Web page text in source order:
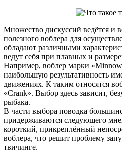
Множество дискуссий ведётся и
полезного воблера для
обладают различными
ведут себя при плавных и
Например, воблер марки
наибольшую результативность
движениях. К таким относятся
«Crank». Выбор здесь зависит,
рыбака.
В части выбора поводка
придерживаются следующего
короткий, прикреплённый
воблера, что решит проблему
твичинге.